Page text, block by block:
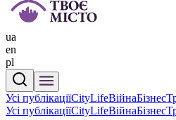
ua
en
pl
Усі публікаціїCityLifeВійнаБізнес
Усі публікаціїCityLifeВійнаБізнес